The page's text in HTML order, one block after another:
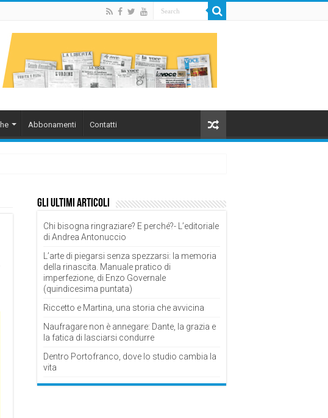
Abbonamenti Contatti
Gli ultimi articoli
Chi bisogna ringraziare? E perché?- L’editoriale
di Andrea Antonuccio
L’arte di piegarsi senza spezzarsi: la memoria
della rinascita. Manuale pratico di
imperfezione, di Enzo Governale
(quindicesima puntata)
Riccetto e Martina, una storia che avvicina
Naufragare non è annegare: Dante, la grazia e
la fatica di lasciarsi condurre
Dentro Portofranco, dove lo studio cambia la
vita